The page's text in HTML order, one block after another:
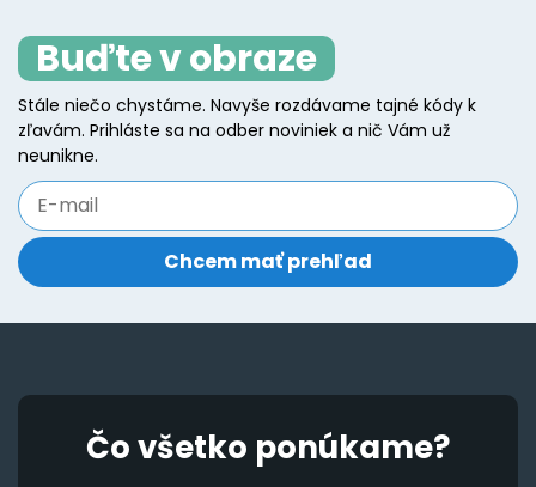
options
may
be
on
product
page
Buďte v obraze
Stále niečo chystáme. Navyše rozdávame tajné kódy k
zľavám. Prihláste sa na odber noviniek a nič Vám už
neunikne.
Čo všetko ponúkame?